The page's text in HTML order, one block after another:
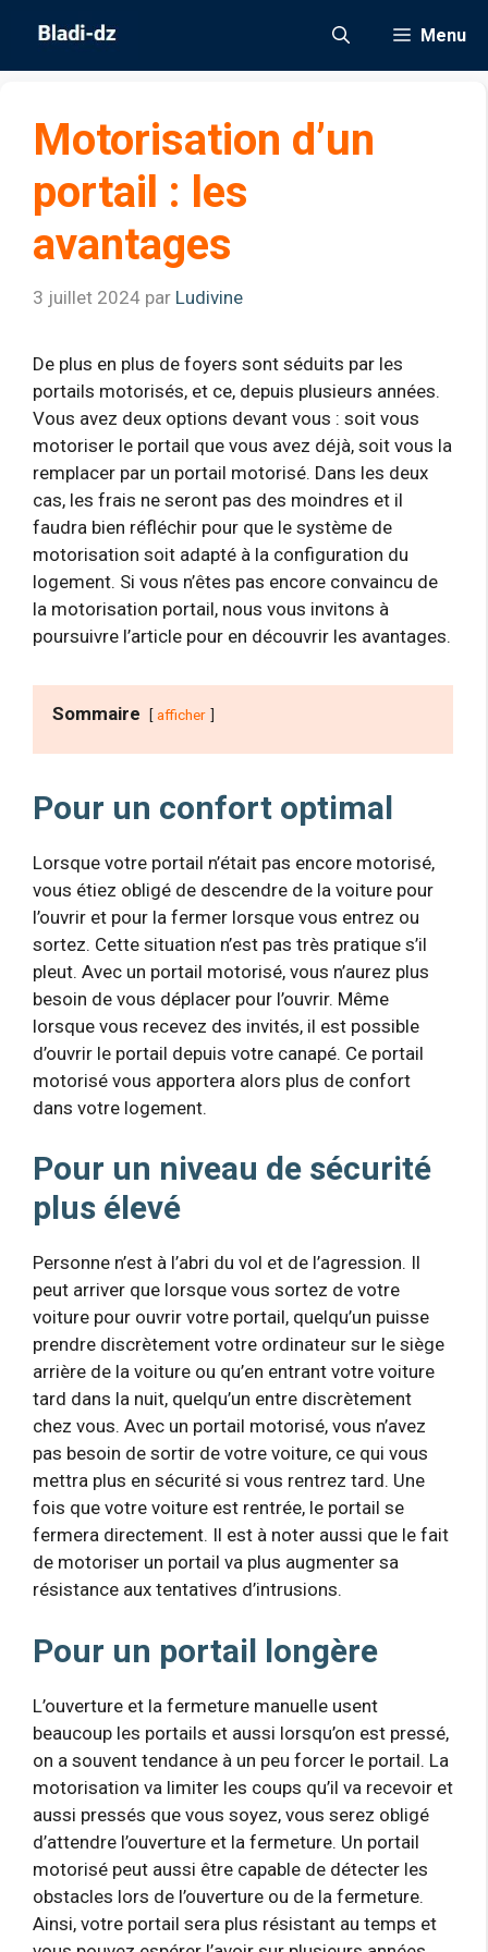
contenu
Menu
Motorisation d’un
portail : les
avantages
3 juillet 2024 par Ludivine
De plus en plus de foyers sont séduits par les
portails motorisés, et ce, depuis plusieurs années.
Vous avez deux options devant vous : soit vous
motoriser le portail que vous avez déjà, soit vous la
remplacer par un portail motorisé. Dans les deux
cas, les frais ne seront pas des moindres et il
faudra bien réfléchir pour que le système de
motorisation soit adapté à la configuration du
logement. Si vous n’êtes pas encore convaincu de
la motorisation portail, nous vous invitons à
poursuivre l’article pour en découvrir les avantages.
Sommaire afficher
Pour un confort optimal
Lorsque votre portail n’était pas encore motorisé,
vous étiez obligé de descendre de la voiture pour
l’ouvrir et pour la fermer lorsque vous entrez ou
sortez. Cette situation n’est pas très pratique s’il
pleut. Avec un portail motorisé, vous n’aurez plus
besoin de vous déplacer pour l’ouvrir. Même
lorsque vous recevez des invités, il est possible
d’ouvrir le portail depuis votre canapé. Ce portail
motorisé vous apportera alors plus de confort
dans votre logement.
Pour un niveau de sécurité
plus élevé
Personne n’est à l’abri du vol et de l’agression. Il
peut arriver que lorsque vous sortez de votre
voiture pour ouvrir votre portail, quelqu’un puisse
prendre discrètement votre ordinateur sur le siège
arrière de la voiture ou qu’en entrant votre voiture
tard dans la nuit, quelqu’un entre discrètement
chez vous. Avec un portail motorisé, vous n’avez
pas besoin de sortir de votre voiture, ce qui vous
mettra plus en sécurité si vous rentrez tard. Une
fois que votre voiture est rentrée, le portail se
fermera directement. Il est à noter aussi que le fait
de motoriser un portail va plus augmenter sa
résistance aux tentatives d’intrusions.
Pour un portail longère
L’ouverture et la fermeture manuelle usent
beaucoup les portails et aussi lorsqu’on est pressé,
on a souvent tendance à un peu forcer le portail. La
motorisation va limiter les coups qu’il va recevoir et
aussi pressés que vous soyez, vous serez obligé
d’attendre l’ouverture et la fermeture. Un portail
motorisé peut aussi être capable de détecter les
obstacles lors de l’ouverture ou de la fermeture.
Ainsi, votre portail sera plus résistant au temps et